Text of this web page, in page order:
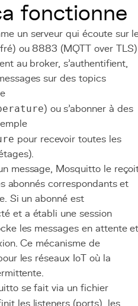
fonctionne
un serveur qui écoute sur
ou 8883 (MQTT over
au broker, s'authentifient,
sur des topics
) ou s'abonner à des
pour recevoir toutes les
message, Mosquitto le
abonnés correspondants et
Si un abonné est
et a établi une session
les messages en attente
Ce mécanisme de
les réseaux IoT où la
se fait via un fichier
les listeners (ports), les